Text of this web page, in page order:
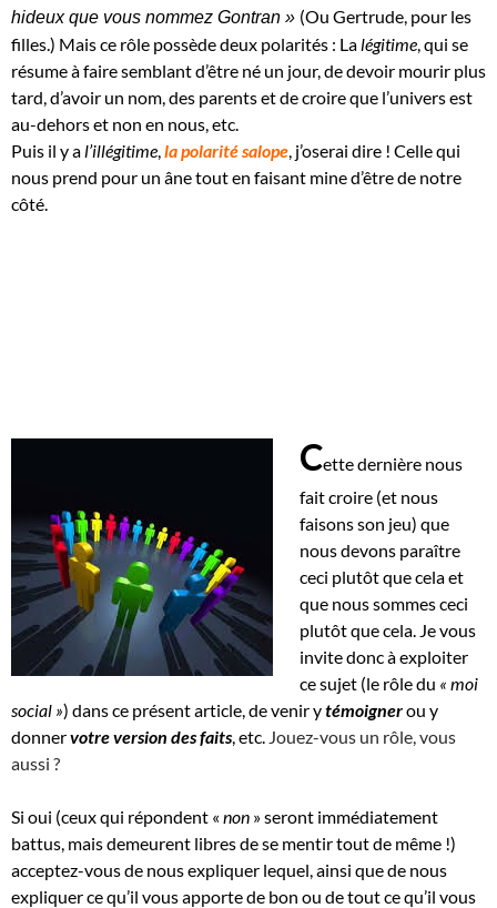
hideux que vous nommez Gontran » (Ou Gertrude, pour les
filles.) Mais ce rôle possède deux polarités : La légitime , qui se
résume à faire semblant d’être né un jour, de devoir mourir plus
tard, d’avoir un nom, des parents et de croire que l’univers est
au-dehors et non en nous, etc.
Puis il y a l’illégitime lapolarité salope , j’oserai dire ! Celle qui
nous prend pour un âne tout en faisant mine d’être de notre
côté.
Cette dernière nous
fait croire (et nous
faisons son jeu) que
nous devons paraître
ceci plutôt que cela et
que nous sommes ceci
plutôt que cela. Je vous
invite donc à exploiter
ce sujet (le rôle du « moi
social ») dans ce présent article, de venir ytémoignerou y
donnervotre version des faits, etc. Jouez-vous un rôle, vous
aussi ?
Si oui (ceux qui répondent « non » seront immédiatement
battus, mais demeurent libres de se mentir tout de même !)
acceptez-vous de nous expliquer lequel, ainsi que de nous
expliquer ce qu’il vous apporte de bon ou de tout ce qu’il vous